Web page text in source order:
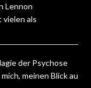
Lennon
vielen als
der Psychose
meinen Blick auf